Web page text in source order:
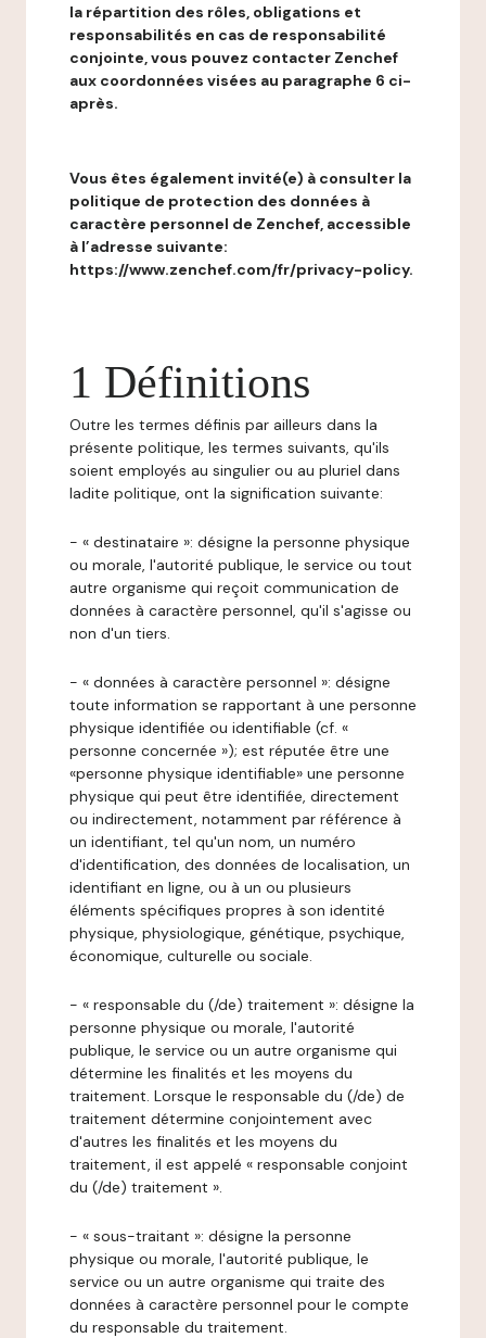
la répartition des rôles, obligations et
responsabilités en cas de responsabilité
conjointe, vous pouvez contacter Zenchef
aux coordonnées visées au paragraphe 6 ci-
après.
Vous êtes également invité(e) à consulter la
politique de protection des données à
caractère personnel de Zenchef, accessible
à l’adresse suivante:
https://www.zenchef.com/fr/privacy-policy.
1 Définitions
Outre les termes définis par ailleurs dans la
présente politique, les termes suivants, qu'ils
soient employés au singulier ou au pluriel dans
ladite politique, ont la signification suivante:
- « destinataire »: désigne la personne physique
ou morale, l'autorité publique, le service ou tout
autre organisme qui reçoit communication de
données à caractère personnel, qu'il s'agisse ou
non d'un tiers.
- « données à caractère personnel »: désigne
toute information se rapportant à une personne
physique identifiée ou identifiable (cf. «
personne concernée »); est réputée être une
«personne physique identifiable» une personne
physique qui peut être identifiée, directement
ou indirectement, notamment par référence à
un identifiant, tel qu'un nom, un numéro
d'identification, des données de localisation, un
identifiant en ligne, ou à un ou plusieurs
éléments spécifiques propres à son identité
physique, physiologique, génétique, psychique,
économique, culturelle ou sociale.
- « responsable du (/de) traitement »: désigne la
personne physique ou morale, l'autorité
publique, le service ou un autre organisme qui
détermine les finalités et les moyens du
traitement. Lorsque le responsable du (/de) de
traitement détermine conjointement avec
d'autres les finalités et les moyens du
traitement, il est appelé « responsable conjoint
du (/de) traitement ».
- « sous-traitant »: désigne la personne
physique ou morale, l'autorité publique, le
service ou un autre organisme qui traite des
données à caractère personnel pour le compte
du responsable du traitement.